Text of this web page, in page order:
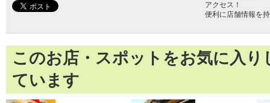
アクセス！
便利に店舗情報を
このお店・スポットをお気に入
ています